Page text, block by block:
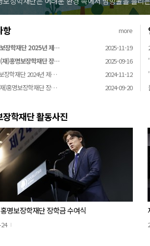
항
more
장학재단 2025년 제…
2025-11-19
)홍명보장학재단 장…
2025-09-16
장학재단 2024년 제…
2024-11-12
)홍명보장학재단 장…
2024-09-20
장학재단 활동사진
명보장학재단 장학금 수여식